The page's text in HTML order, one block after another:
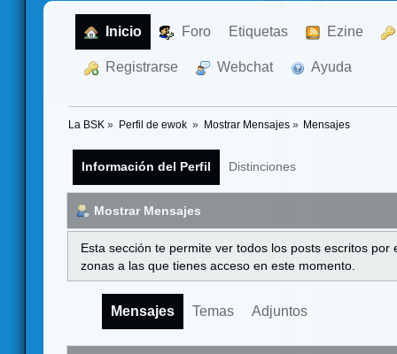
Inicio Foro Etiquetas Ezine
Registrarse Webchat Ayuda
La BSK » Perfil de ewok » Mostrar Mensajes» Mensajes
Información del Perfil Distinciones
Mostrar Mensajes
Esta sección te permite ver todos los posts escritos
zonas a las que tienes acceso en este momento.
Mensajes Temas Adjuntos